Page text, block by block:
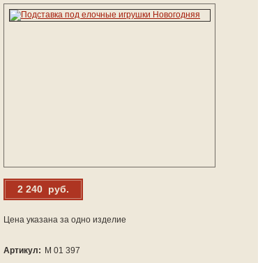
2 240 руб.
Цена указана за одно изделие
Артикул: М 01 397